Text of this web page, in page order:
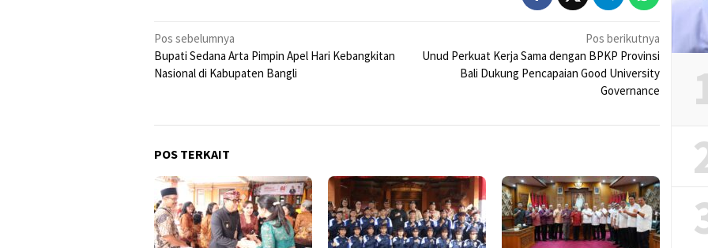
Navigasi
pos
Pos sebelumnya
Bupati Sedana Arta Pimpin Apel Hari Kebangkitan
Nasional di Kabupaten Bangli
Pos berikutnya
Unud Perkuat Kerja Sama dengan BPKP Provinsi
Bali Dukung Pencapaian Good University
Governance
POS TERKAIT